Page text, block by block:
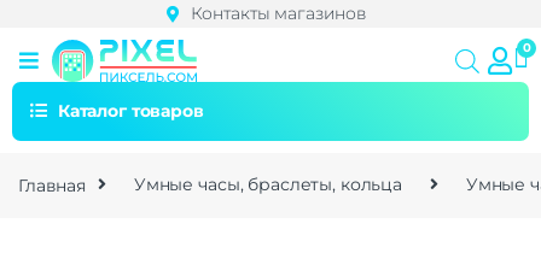
Контакты магазинов
Каталог товаров
Главная Умные часы, браслеты, кольца Умные